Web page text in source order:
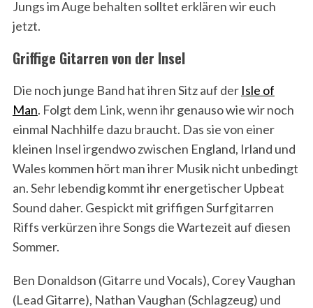
Jungs im Auge behalten solltet erklären wir euch
jetzt.
Griffige Gitarren von der Insel
Die noch junge Band hat ihren Sitz auf der Isle of
Man. Folgt dem Link, wenn ihr genauso wie wir noch
einmal Nachhilfe dazu braucht. Das sie von einer
kleinen Insel irgendwo zwischen England, Irland und
Wales kommen hört man ihrer Musik nicht unbedingt
an. Sehr lebendig kommt ihr energetischer Upbeat
Sound daher. Gespickt mit griffigen Surfgitarren
Riffs verkürzen ihre Songs die Wartezeit auf diesen
Sommer.
Ben Donaldson (Gitarre und Vocals), Corey Vaughan
(Lead Gitarre), Nathan Vaughan (Schlagzeug) und